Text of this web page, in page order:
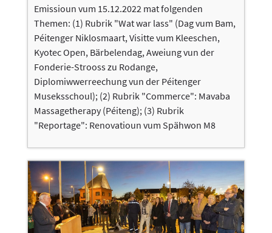
Emissioun vum 15.12.2022 mat folgenden
Themen: (1) Rubrik "Wat war lass" (Dag vum Bam,
Péitenger Niklosmaart, Visitte vum Kleeschen,
Kyotec Open, Bärbelendag, Aweiung vun der
Fonderie-Strooss zu Rodange,
Diplomiwwerreechung vun der Péitenger
Museksschoul); (2) Rubrik "Commerce": Mavaba
Massagetherapy (Péiteng); (3) Rubrik
"Reportage": Renovatioun vum Spähwon M8